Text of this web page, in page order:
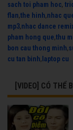
sach toi pham hoc,
flan,the hinh,nhac
mp3,nhac dance
pham hong que,thu
bon cau thong minh,
cu tan binh, laptop cu
[VIDEO] CÓ THỂ